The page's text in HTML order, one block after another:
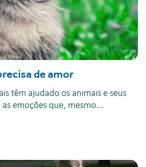
de amor
têm ajudado os animais e seus
emoções que, mesmo...